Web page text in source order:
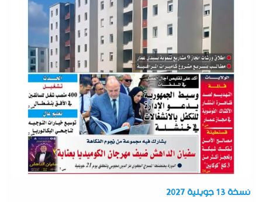
نسخة 13 جويلية 2027